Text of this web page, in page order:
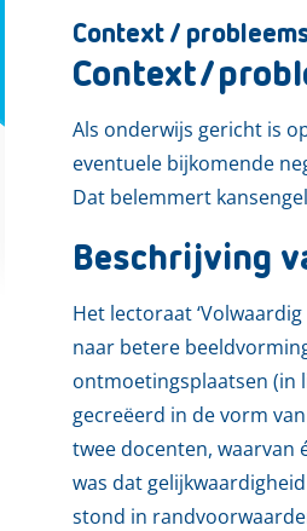
Context /
Context/
Als onderwijs gericht is
eventuele bijkomende
Dat belemmert
Beschrijving
Het lectoraat
naar betere
ontmoetingsplaatsen (in
gecreëerd in de vorm
twee docenten, waarvan
was dat
stond in